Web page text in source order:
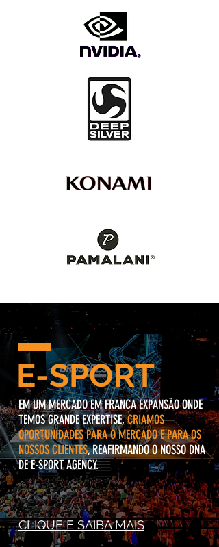
E-SPORT
EM UM MERCADO EM FRANCA EXPANSÃO ONDE
TEMOS GRANDE EXPERTISE,CRIAMOS
OPORTUNIDADES PARA O MERCADO E PARA OS
NOSSOS CLIENTES, REAFIRMANDO O NOSSO DNA
DE E-SPORT AGENCY.
CLIQUE E SAIBA MAIS